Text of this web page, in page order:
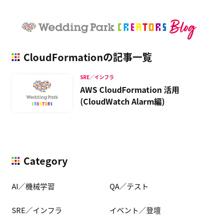
CloudFormationの記事一覧
AWS CloudFormation 活用
(CloudWatch Alarm編)
SRE／インフラ
Category
AI／機械学習 QA／テスト
SRE／インフラ イベント／登壇